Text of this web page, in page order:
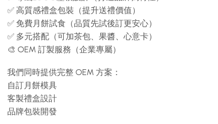
✅ 高質感禮盒包裝（提升送禮價值）
✅ 免費月餅試食（品質先試後訂更安心）
✅ 多元搭配（可加茶包、果醬、心意卡）
🎨 OEM 訂製服務（企業專屬）
我們同時提供完整 OEM 方案：
自訂月餅模具
客製禮盒設計
品牌包裝開發